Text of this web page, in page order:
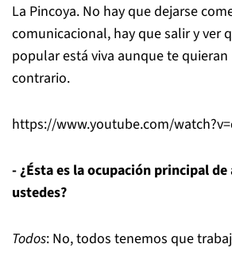
La Pincoya. No hay que dejarse
comunicacional, hay que salir y ver
popular está viva aunque te quieran
contrario.
https://www.youtube.com/
- ¿Ésta es la ocupación principal
ustedes?
Todos: No, todos tenemos que